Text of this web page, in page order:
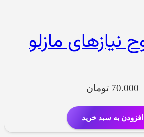
مازلو
70.000 تومان
افزودن به سبد خرید